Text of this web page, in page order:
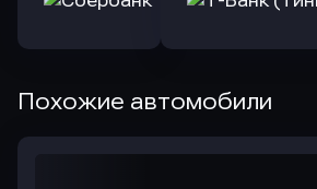
Похожие автомобили